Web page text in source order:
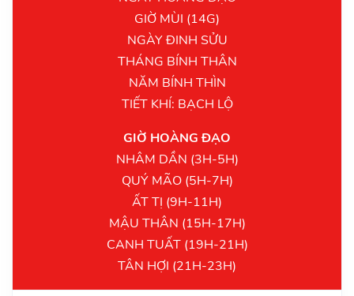
GIỜ MÙI (14G)
NGÀY ĐINH SỬU
THÁNG BÍNH THÂN
NĂM BÍNH THÌN
TIẾT KHÍ: BẠCH LỘ
GIỜ HOÀNG ĐẠO
NHÂM DẦN (3H-5H)
QUÝ MÃO (5H-7H)
ẤT TỊ (9H-11H)
MẬU THÂN (15H-17H)
CANH TUẤT (19H-21H)
TÂN HỢI (21H-23H)